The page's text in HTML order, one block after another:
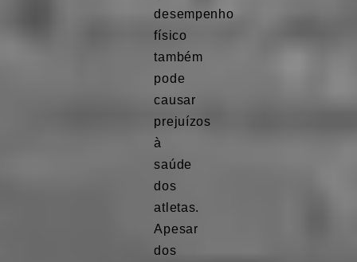
desempenho
físico
também
pode
causar
prejuízos
à
saúde
dos
atletas.
Apesar
dos